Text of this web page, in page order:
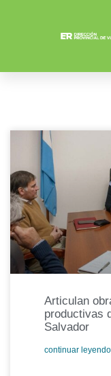
Articulan
productivas
Salvador
continuar